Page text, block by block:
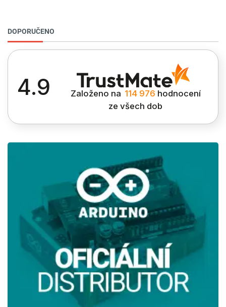
DOPORUČENO
4.9 Založeno na 114 976 hodnocení
ze všech dob